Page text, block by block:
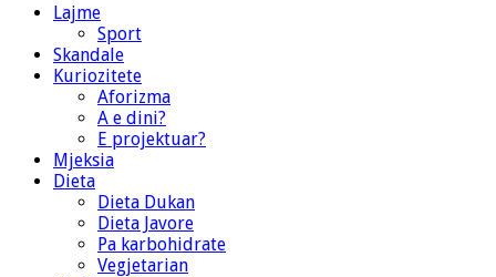
Lajme
Sport
Skandale
Kuriozitete
Aforizma
A e dini?
E projektuar?
Mjeksia
Dieta
Dieta Dukan
Dieta Javore
Pa karbohidrate
Vegjetarian